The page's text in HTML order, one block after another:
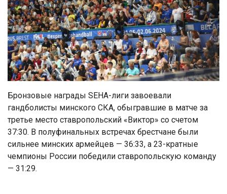
Бронзовые награды SEHA-лиги завоевали
гандболисты минского СКА, обыгравшие в матче за
третье место ставропольский «Виктор» со счетом
37:30. В полуфинальных встречах брестчане были
сильнее минских армейцев — 36:33, а 23-кратные
чемпионы России победили ставропольскую команду
— 31:29.